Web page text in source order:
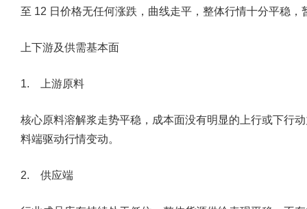
至 12 日价格无任何涨跌，曲线走平，整体行情十分平稳，
上下游及供需基本面
1. 上游原料
核心原料溶解浆走势平稳，成本面没有明显的上行或下行
料端驱动行情变动。
2. 供应端